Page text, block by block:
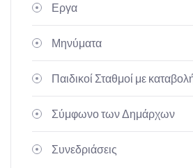
Εργα
Μηνύματα
Παιδικοί Σταθμοί με
Σύμφωνο των Δημάρχων
Συνεδριάσεις